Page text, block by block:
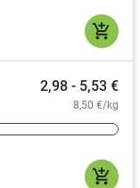
add_shopping_cart
2,98 - 5,53 €
8,50 €/kg
add_shopping_cart